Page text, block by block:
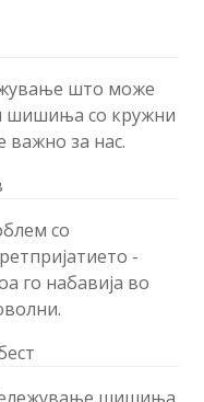
што може
шишиња со кружни
важно за нас.
со
-
го набавија во